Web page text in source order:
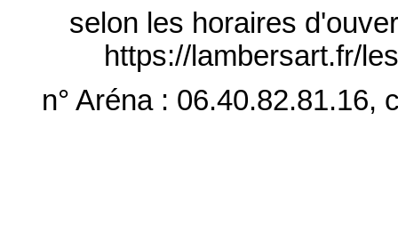
selon les horaires
https://lambersart.fr/
n° Aréna : 06.40.82.81.16,